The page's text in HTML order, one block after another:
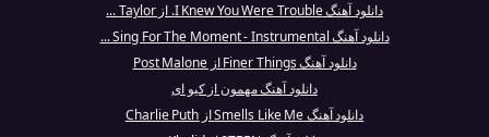
دانلود آهنگ I Knew You Were Trouble. از Taylor ...
دانلود آهنگ Sing For The Moment - Instrumental ...
دانلود آهنگ Finer Things از Post Malone
دانلود آهنگ مهمون از کیو ای
دانلود آهنگ Smells Like Me از Charlie Puth